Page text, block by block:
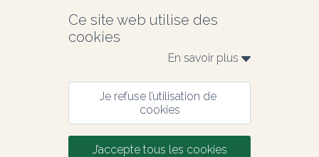
Ce site web utilise des
cookies
En savoir plus
Je refuse l’utilisation de
cookies
J’accepte tous les cookies